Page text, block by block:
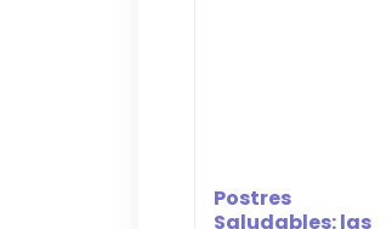
Postres
Saludables: las